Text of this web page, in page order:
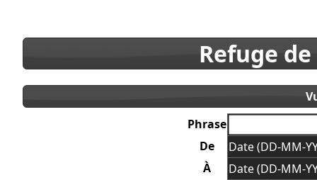
Refuge
Phrase
De
Date (DD-MM-
À
Date (DD-MM-